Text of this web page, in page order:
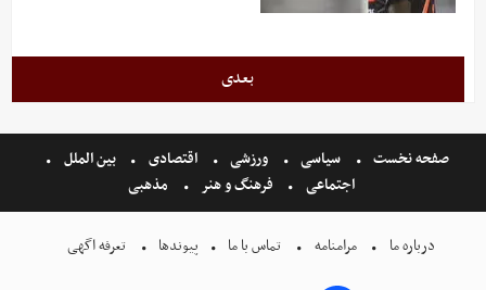
بعدی
صفحه نخست سیاسی ورزشی اقتصادی
بین الملل
اجتماعی
فرهنگ و هنر مذهبی
درباره ما مرامنامه تماس با ما پیوندها تعرفه اگهی